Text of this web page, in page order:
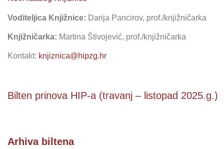
Voditeljica Knjižnice: Darija Pancirov, prof./knjižničarka
Knjižničarka: Martina Štivojević, prof./knjižničarka
Kontakt: knjiznica@hipzg.hr
Bilten prinova HIP-a (travanj – listopad 2025.g.)
Arhiva biltena